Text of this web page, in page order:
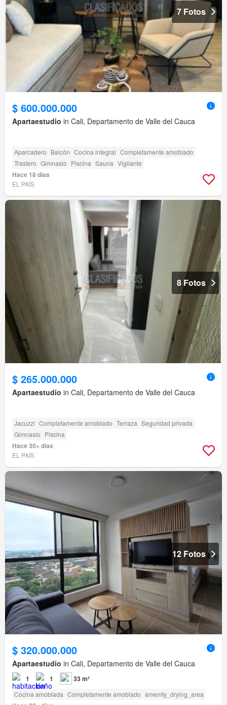
7 Fotos
$ 600.000.000
Apartaestudio in Cali, Departamento de Valle del Cauca
Aparcadero Balcón Cocina integral Completamente amoblado
Trastero Gimnasio Piscina Sauna Vigilante
Hace 18 días
EL PAÍS
8 Fotos
$ 265.000.000
Apartaestudio in Cali, Departamento de Valle del Cauca
Jacuzzi Completamente amoblado Terraza Seguridad privada
Gimnasio Piscina
Hace 30+ días
EL PAÍS
12 Fotos
$ 320.000.000
Apartaestudio in Cali, Departamento de Valle del Cauca
1 1 33 m²
Cocina amoblada Completamente amoblado amenity_drying_area